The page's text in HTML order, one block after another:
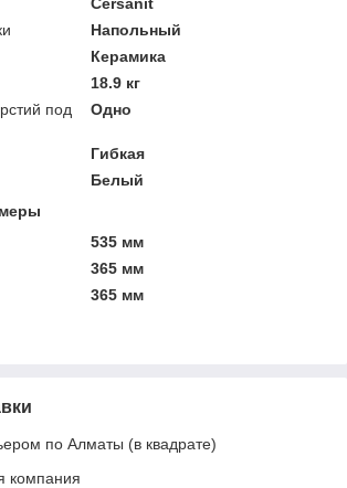
Напольный
Керамика
18.9 кг
под
Одно
Гибкая
Белый
535 мм
365 мм
365 мм
по Алматы (в квадрате)
компания